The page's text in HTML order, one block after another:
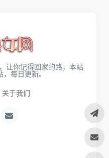
让你记得回家的路，本站
，每日更新。
关于我们